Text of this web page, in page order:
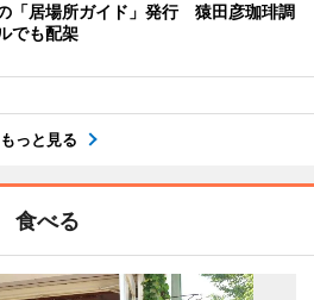
「居場所ガイド」発行 猿田彦珈琲調
でも配架
もっと見る
食べる